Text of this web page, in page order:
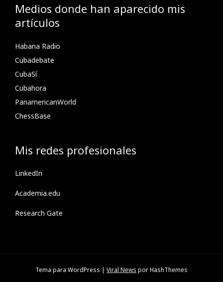
Medios donde han aparecido mis
artículos
Habana Radio
Cubadebate
CubaSí
Cubahora
PanamericanWorld
ChessBase
Mis redes profesionales
LinkedIn
Academia.edu
Research Gate
Tema para WordPress | Viral News por HashThemes